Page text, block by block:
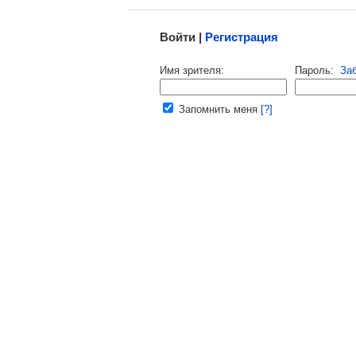
Войти | Регистрация
Имя зрителя: Пароль:
Запомнить меня [?]